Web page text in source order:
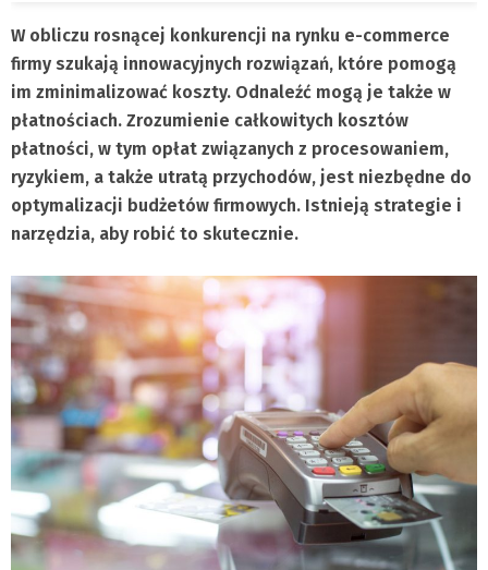
W obliczu rosnącej konkurencji na rynku e-commerce
firmy szukają innowacyjnych rozwiązań, które pomogą
im zminimalizować koszty. Odnaleźć mogą je także w
płatnościach. Zrozumienie całkowitych kosztów
płatności, w tym opłat związanych z procesowaniem,
ryzykiem, a także utratą przychodów, jest niezbędne do
optymalizacji budżetów firmowych. Istnieją strategie i
narzędzia, aby robić to skutecznie.